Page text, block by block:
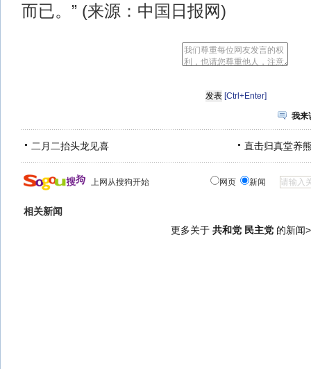
而已。” (来源：中国日报网)
[Ctrl+Enter]
我来
二月二抬头龙见喜 直击归真堂养
上网从搜狗开始 网页 新闻
相关新闻
更多关于 共和党 民主党的新闻